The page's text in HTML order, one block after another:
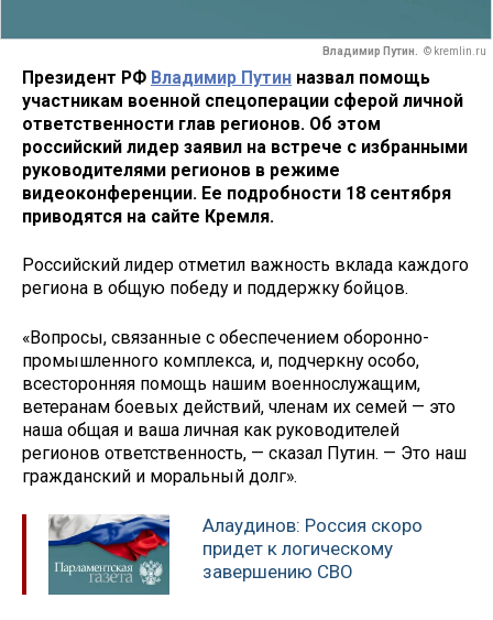
Владимир Путин. © kremlin.ru
Президент РФ Владимир Путин назвал помощь
участникам военной спецоперации сферой личной
ответственности глав регионов. Об этом
российский лидер заявил на встрече с избранными
руководителями регионов в режиме
видеоконференции. Ее подробности 18 сентября
приводятся на сайте Кремля.
Российский лидер отметил важность вклада каждого
региона в общую победу и поддержку бойцов.
«Вопросы, связанные с обеспечением оборонно-
промышленного комплекса, и, подчеркну особо,
всесторонняя помощь нашим военнослужащим,
ветеранам боевых действий, членам их семей — это
наша общая и ваша личная как руководителей
регионов ответственность, — сказал Путин. — Это наш
гражданский и моральный долг».
Алаудинов: Россия скоро
придет к логическому
завершению СВО